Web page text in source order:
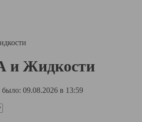
Жидкости
09.08.2026 в 13:59